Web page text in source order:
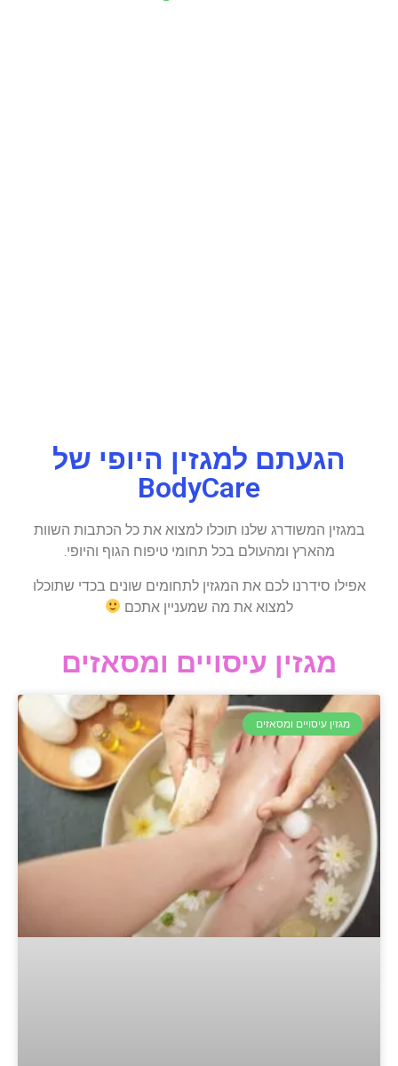
הגעתם למגזין היופי של
BodyCare
במגזין המשודרג שלנו תוכלו למצוא את כל הכתבות השוות
מהארץ ומהעולם בכל תחומי טיפוח הגוף והיופי.
אפילו סידרנו לכם את המגזין לתחומים שונים בכדי שתוכלו
למצוא את מה שמעניין אתכם
מגזין עיסויים ומסאזים
מגזין עיסויים ומסאזים